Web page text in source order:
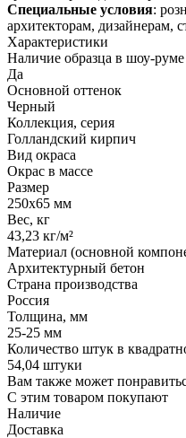
Специальные условия:
архитекторам, дизайнерам,
Характеристики
Наличие образца в шоу-руме
Да
Основной оттенок
Черный
Коллекция, серия
Голландский кирпич
Вид окраса
Окрас в массе
Размер
250х65 мм
Вес, кг
43,23 кг/м²
Материал (основной
Архитектурный бетон
Страна производства
Россия
Толщина, мм
25-25 мм
Количество штук в
54,04 штуки
Вам также может
С этим товаром покупают
Наличие
Доставка